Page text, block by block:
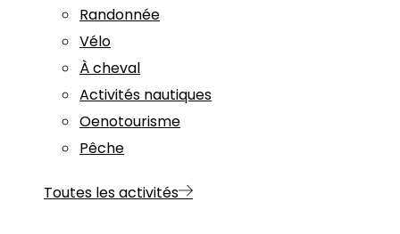
Randonnée
Vélo
À cheval
Activités nautiques
Oenotourisme
Pêche
Toutes les activités